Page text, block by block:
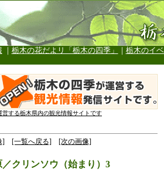
｜ 栃木の花だよリ「栃木の四季」 ｜ 栃木のイ
営する栃木県内の観光情報サイトです
] [一覧へ戻る] [次の画像]
／クリンソウ（始まり）3